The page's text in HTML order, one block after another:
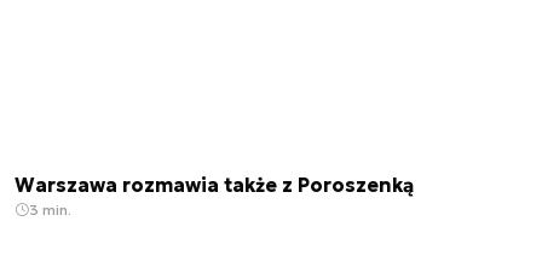
Warszawa rozmawia także z Poroszenką
3 min.